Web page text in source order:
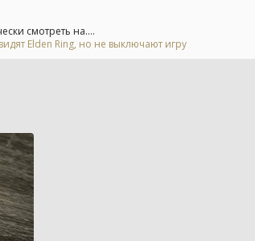
смотреть на....
Elden Ring, но не выключают игру